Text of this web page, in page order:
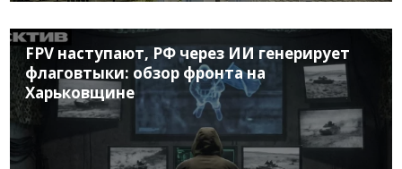
FPV наступают, РФ через ИИ генерирует
флаговтыки: обзор фронта на
Харьковщине